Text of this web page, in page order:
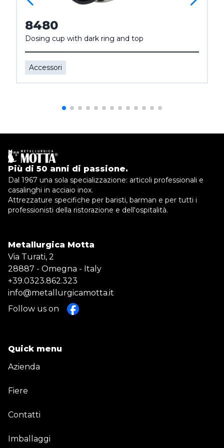
8480
Dosing cup with dark ring and top
Accessori
Più di 50 anni di passione.
Dal 1967 una sola specializzazione: articoli professionali e
casalinghi in acciaio inox.
Attrezzature specifiche per baristi, barman e per tutti i
professionisti della ristorazione e dell'ospitalità.
Metallurgica Motta
Via Turati, 2
28887 - Omegna - Italy
+39.0323.862.323
info@metallurgicamotta.it
Follow us on
Quick menu
Azienda
Fiere
Contatti
Imballaggi